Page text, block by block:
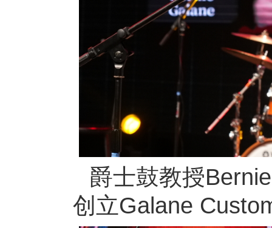
爵士鼓教授
创立Galane